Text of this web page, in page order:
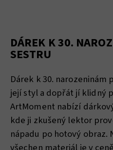
DÁREK K 30.
SESTRU
Dárek k 30.
její styl a dopřát jí klidný
ArtMoment nabízí
kde ji zkušený lektor
nápadu po hotový obraz.